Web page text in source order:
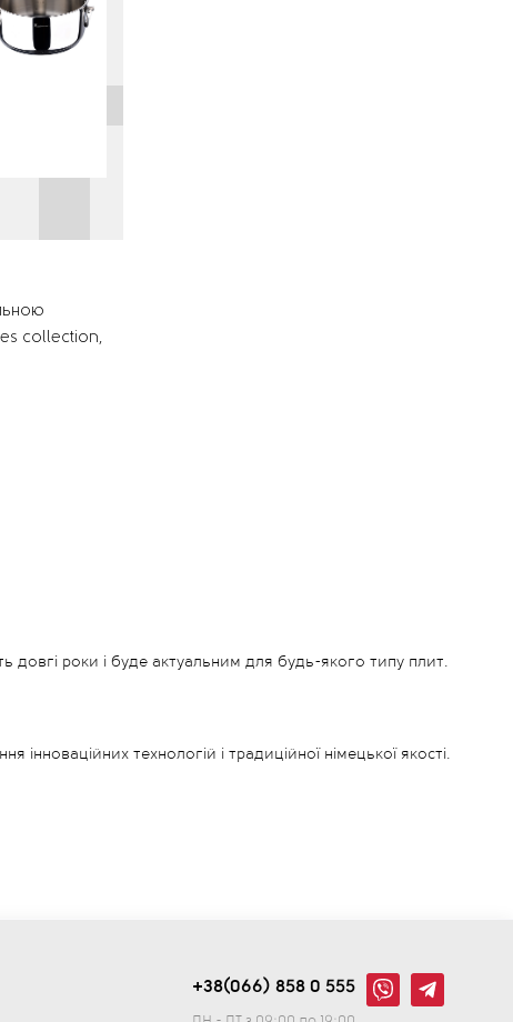
collection,
довгі роки і буде актуальним для будь-якого типу плит.
технологій і традиційної німецької якості.
для приготування супів і бульйонів, а менші каструлі
властивості на будь-якій плиті.
+38(066) 858 0 555